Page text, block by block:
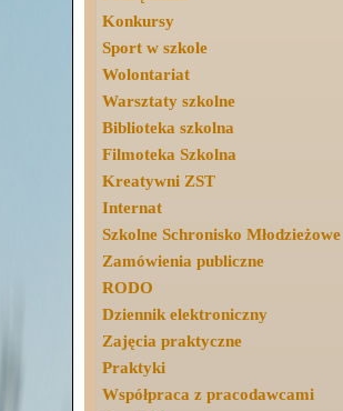
Konkursy
Sport w szkole
Wolontariat
Warsztaty szkolne
Biblioteka szkolna
Filmoteka Szkolna
Kreatywni ZST
Internat
Szkolne Schronisko Młodzieżowe
Zamówienia publiczne
RODO
Dziennik elektroniczny
Zajęcia praktyczne
Praktyki
Współpraca z pracodawcami